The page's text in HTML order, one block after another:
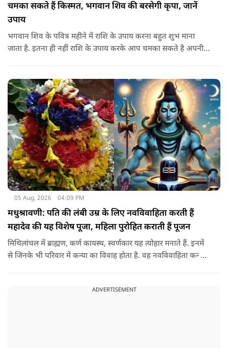
चमका सकते हैं किस्मत, भगवान शिव की बरसेगी कृपा, जानें
उपाय
भगवान शिव के पवित्र महीने में राशि के उपाय करना बहुत शुभ माना
जाता है. इतना ही नहीं राशि के उपाय करके आप चमका सकते है अपनी
05 Aug, 2026 04:09 PM
मधुश्रावणी: पति की लंबी उम्र के लिए नवविवाहिता करती हैं
महादेव की यह विशेष पूजा, महिला पुरोहित कराती हैं पूजन
मिथिलांचल में ब्राह्मण, कर्ण कायस्थ, स्वर्णकार यह त्योहार मनाते हैं. इनमें
से जिनके भी परिवार में कन्या का विवाह होता है. वह नवविवाहिता कन्या
ADVERTISEMENT